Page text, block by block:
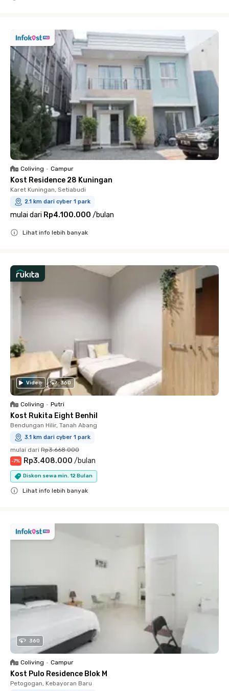
Coliving • Campur
Kost Residence 28 Kuningan
Karet Kuningan, Setiabudi
2.1 km dari cyber 1 park
mulai dari Rp4.100.000 /bulan
Lihat info lebih banyak
Video 360
Coliving • Putri
Kost Rukita Eight Benhil
Bendungan Hilir, Tanah Abang
3.1 km dari cyber 1 park
mulai dari Rp3.668.000
-7% Rp3.408.000 /bulan
Diskon sewa min. 12 Bulan
Lihat info lebih banyak
360
Coliving • Campur
Kost Pulo Residence Blok M
Petogogan, Kebayoran Baru